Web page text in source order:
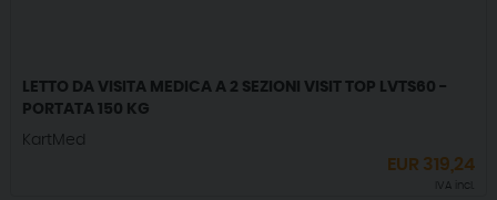
LETTO DA VISITA MEDICA A 2 SEZIONI VISIT TOP LVTS60 -
PORTATA 150 KG
KartMed
EUR 319,24
IVA incl.